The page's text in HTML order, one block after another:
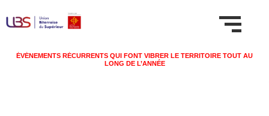
ÉVÉNEMENTS RÉCURRENTS QUI FONT VIBRER LE TERRITOIRE TOUT AU
LONG DE L’ANNÉE